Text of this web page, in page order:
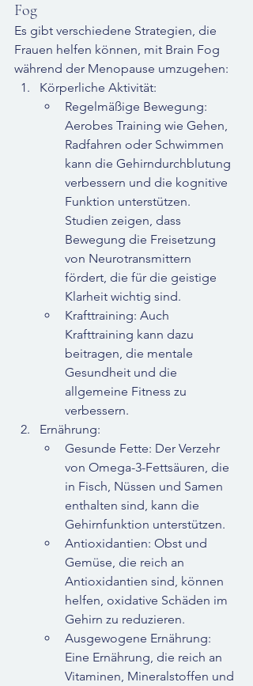
Fog
Es gibt verschiedene Strategien, die
Frauen helfen können, mit Brain Fog
während der Menopause umzugehen:
Körperliche Aktivität:
Regelmäßige Bewegung:
Aerobes Training wie Gehen,
Radfahren oder Schwimmen
kann die Gehirndurchblutung
verbessern und die kognitive
Funktion unterstützen.
Studien zeigen, dass
Bewegung die Freisetzung
von Neurotransmittern
fördert, die für die geistige
Klarheit wichtig sind.
Krafttraining: Auch
Krafttraining kann dazu
beitragen, die mentale
Gesundheit und die
allgemeine Fitness zu
verbessern.
Ernährung:
Gesunde Fette: Der Verzehr
von Omega-3-Fettsäuren, die
in Fisch, Nüssen und Samen
enthalten sind, kann die
Gehirnfunktion unterstützen.
Antioxidantien: Obst und
Gemüse, die reich an
Antioxidantien sind, können
helfen, oxidative Schäden im
Gehirn zu reduzieren.
Ausgewogene Ernährung:
Eine Ernährung, die reich an
Vitaminen, Mineralstoffen und